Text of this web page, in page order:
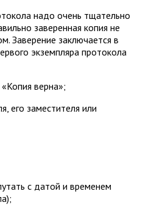
надо очень тщательно
заверенная копия не
Заверение заключается в
экземпляра протокола
верна»;
его заместителя или
с датой и временем